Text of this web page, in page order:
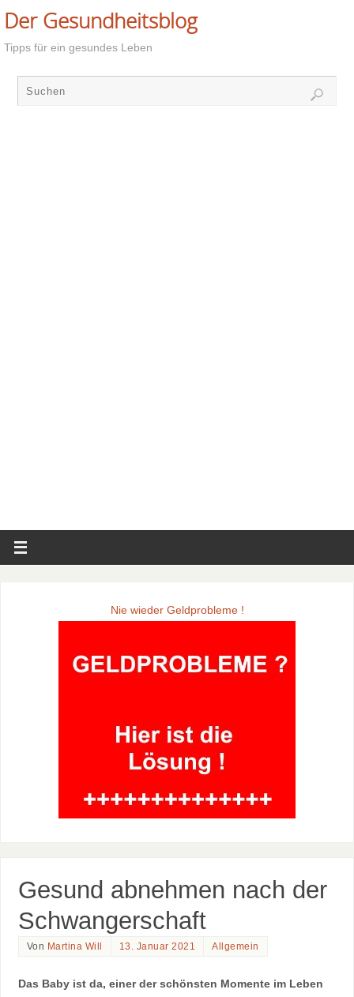
Der Gesundheitsblog
Tipps für ein gesundes Leben
Nie wieder Geldprobleme !
Gesund abnehmen nach der
Schwangerschaft
Von Martina Will 13. Januar 2021 Allgemein
Das Baby ist da, einer der schönsten Momente im Leben